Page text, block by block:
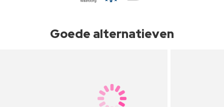
Goede alternatieven